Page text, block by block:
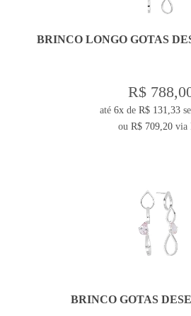
BRINCO LONGO GOTAS
R$
até6x deR$ 131,33
ou R$ 709,20via
BRINCO GOTAS